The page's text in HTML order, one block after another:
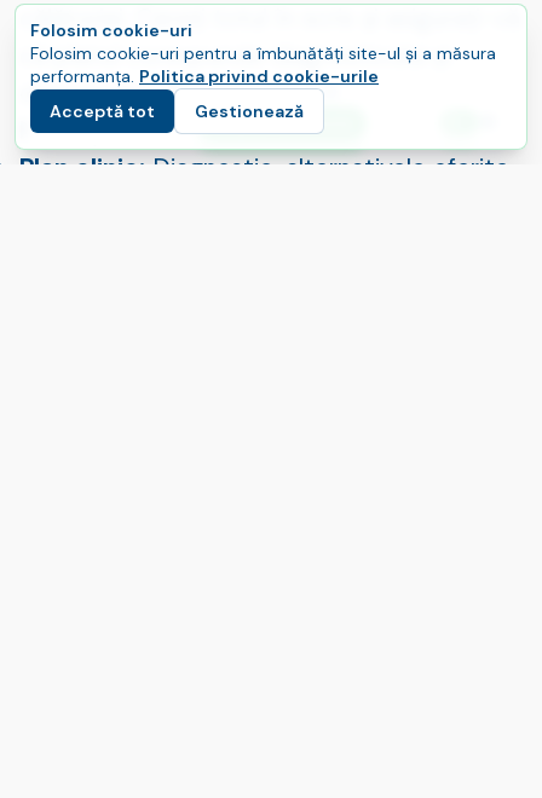
călătoriei. Cereți totul în scris și asigurați-vă
că planul corespunde diagnosticului și
obiectivelor dumneavoastră.
Folosiți această listă rapidă de verificare
Plan clinic:Diagnostic, alternativele oferite,
Folosim cookie-uri
Folosim cookie-uri pentru a îmbunătăți site-ul și a măsura
performanța. Politica privind cookie-urile
Acceptă tot
Gestionează
Începeți-vă călătoria